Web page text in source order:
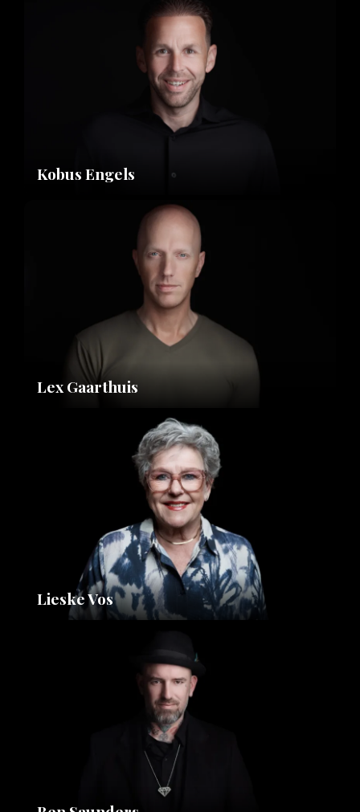
Kobus Engels
Lex Gaarthuis
Lieske Vos